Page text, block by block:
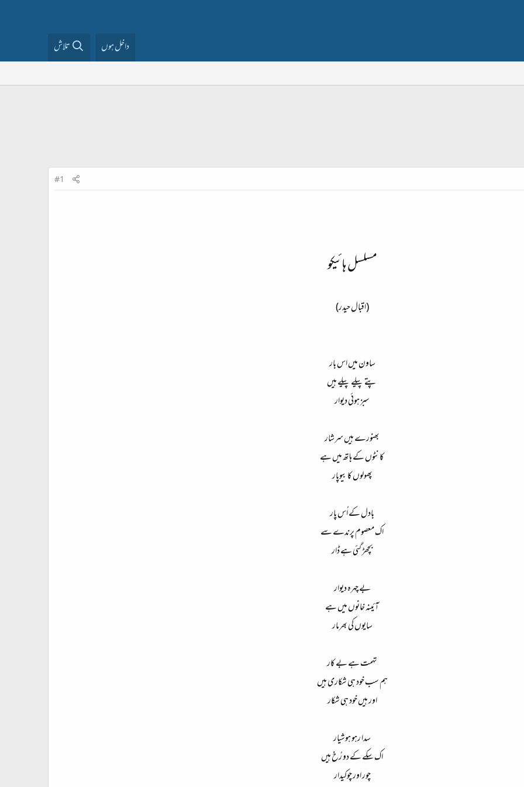
داخل ہوں تلاش
#1
مسلسل ہائیکو
(اقبال حیدر)
ساون میں اس بار
پتے پیلے پیلے ہیں
سبز ہوئی دیوار
بھنورے ہیں سرشار
کانٹوں کے ہاتھ میں ہے
پھولوں کا بیوپار
بادل کے اُس پار
اک معصوم پرندے سے
بچھڑ گئی ہے ڈار
بے چہرہ دیوار
آئینہ خانوں میں ہے
سایوں کی بھرمار
تہمت ہے بے کار
ہم سب خود ہی شکاری ہیں
اور ہیں خود ہی شکار
سدا رہو ہوشیار
اک سکے کے دو رُخ ہیں
چور اور چوکیدار